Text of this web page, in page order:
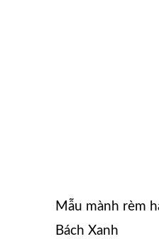
Mẫu mành rèm
Bách Xanh